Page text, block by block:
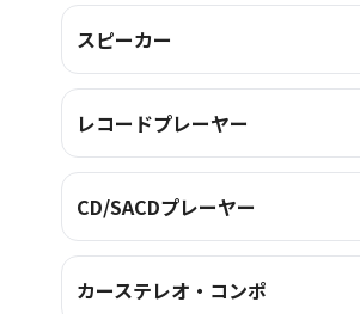
スピーカー
レコードプレーヤー
CD/SACDプレーヤー
カーステレオ・コンポ